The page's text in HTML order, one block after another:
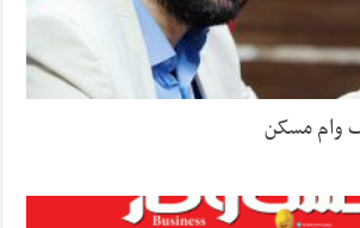
وام مسکن